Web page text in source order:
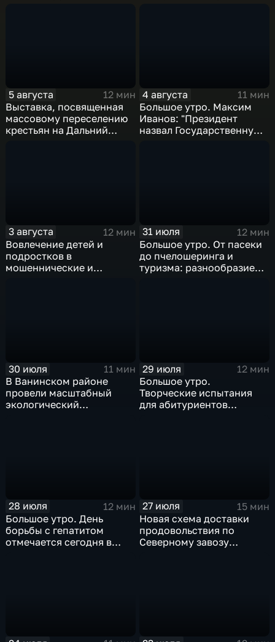
5 августа
12 мин
Выставка, посвященная
массовому переселению
крестьян на Дальний
4 августа
11 мин
Большое утро. Максим
Иванов: "Президент
назвал Государственную
3 августа
12 мин
Вовлечение детей и
подростков в
мошеннические и
31 июля
12 мин
Большое утро. От пасеки
до пчелошеринга и
туризма: разнообразие
30 июля
11 мин
В Ванинском районе
провели масштабный
экологический
29 июля
12 мин
Большое утро.
Творческие испытания
для абитуриентов
28 июля
12 мин
Большое утро. День
борьбы с гепатитом
отмечается сегодня в
27 июля
15 мин
Новая схема доставки
продовольствия по
Северному завозу